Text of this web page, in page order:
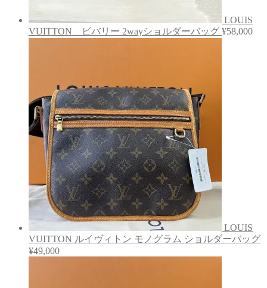
LOUIS
VUITTON ビバリー 2wayショルダーバッグ ¥58,000
LOUIS
VUITTON ルイヴィトン モノグラム ショルダーバッグ
¥49,000